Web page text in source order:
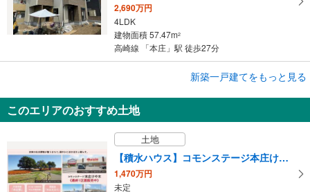
2,690万円
4LDK
建物面積 57.47m2
高崎線 「本庄」駅 徒歩27分
本庄市小島南1丁目
建物面積 100.6m
高崎線 「本庄」駅 徒歩27分
新築一戸建てをもっと見る
このエリアのおすすめ土地
土地
【積水ハウス】コモンステージ本庄けや木
1,470万円
未定